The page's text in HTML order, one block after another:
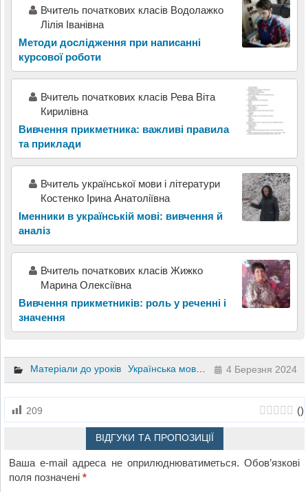
Вчитель початкових класів Водолажко
Лілія Іванівна
Методи дослідження при написанні
курсової роботи
Вчитель початкових класів Рева Віта
Кирилівна
Вивчення прикметника: важливі правила
та приклади
Вчитель української мови і літератури
Костенко Ірина Анатоліївна
Іменники в українській мові: вивчення й
аналіз
Вчитель початкових класів Жижко
Марина Олексіївна
Вивчення прикметників: роль у реченні і
значення
Матеріали до уроків Українська мова 6 клас4 Березня 2024
209 ()
ВІДГУКИ ТА ПРОПОЗИЦІЇ
Ваша e-mail адреса не оприлюднюватиметься. Обов’язкові
поля позначені*